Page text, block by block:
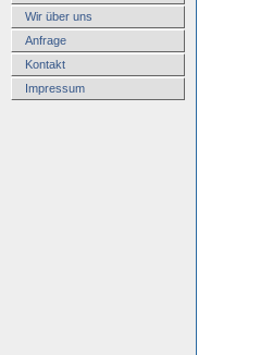
Wir über uns
Anfrage
Kontakt
Impressum